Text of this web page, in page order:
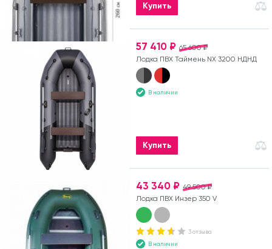
Купить
65 600 ₽
57 410 ₽
Лодка ПВХ Таймень NX 3200 НДНД
В наличии
Купить
49 500 ₽
43 340 ₽
Лодка ПВХ Инзер 350 V
3 отзыва
В наличии